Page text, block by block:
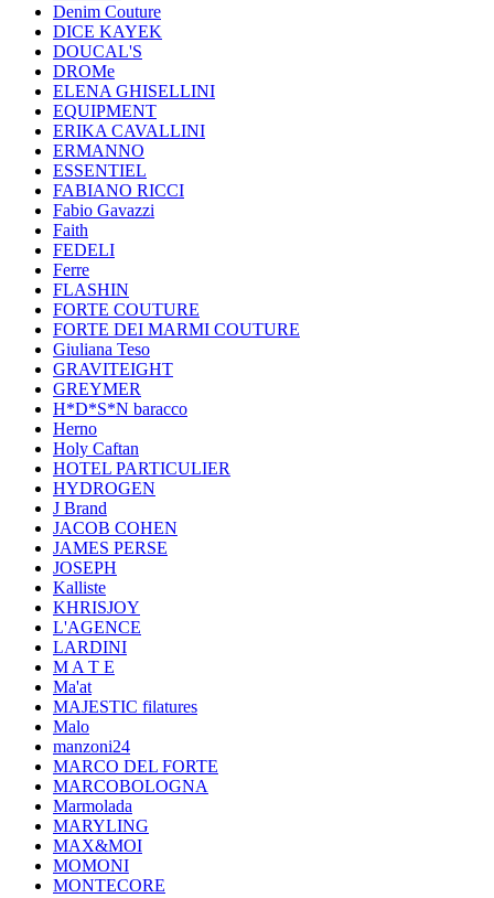
Denim Couture
DICE KAYEK
DOUCAL'S
DROMe
ELENA GHISELLINI
EQUIPMENT
ERIKA CAVALLINI
ERMANNO
ESSENTIEL
FABIANO RICCI
Fabio Gavazzi
Faith
FEDELI
Ferre
FLASHIN
FORTE COUTURE
FORTE DEI MARMI COUTURE
Giuliana Teso
GRAVITEIGHT
GREYMER
H*D*S*N baracco
Herno
Holy Caftan
HOTEL PARTICULIER
HYDROGEN
J Brand
JACOB COHEN
JAMES PERSE
JOSEPH
Kalliste
KHRISJOY
L'AGENCE
LARDINI
M A T E
Ma'at
MAJESTIC filatures
Malo
manzoni24
MARCO DEL FORTE
MARCOBOLOGNA
Marmolada
MARYLING
MAX&MOI
MOMONI
MONTECORE